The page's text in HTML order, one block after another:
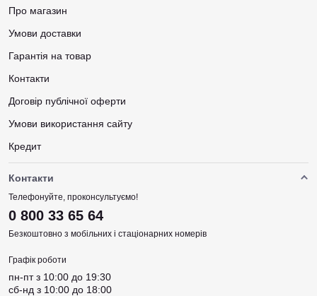
Про магазин
Умови доставки
Гарантія на товар
Контакти
Договір публічної оферти
Умови використання сайту
Кредит
Контакти
Телефонуйте, проконсультуємо!
0 800 33 65 64
Безкоштовно з мобільних і стаціонарних номерів
Графік роботи
пн-пт з 10:00 до 19:30
сб-нд з 10:00 до 18:00